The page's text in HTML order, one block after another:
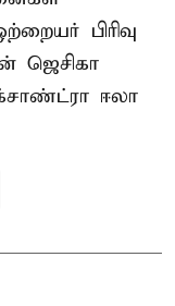
பிரிவு
ஜெசிகா
ஈலா